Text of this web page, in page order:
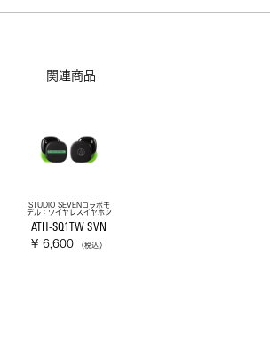
関連商品
STUDIO SEVENコラボモ
デル：ワイヤレスイヤホン
ATH-SQ1TW SVN
¥ 6,600 （税込）